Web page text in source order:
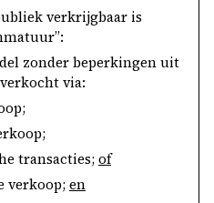
verkrijgbaar is
zonder beperkingen uit
via:
transacties; of
verkoop; en